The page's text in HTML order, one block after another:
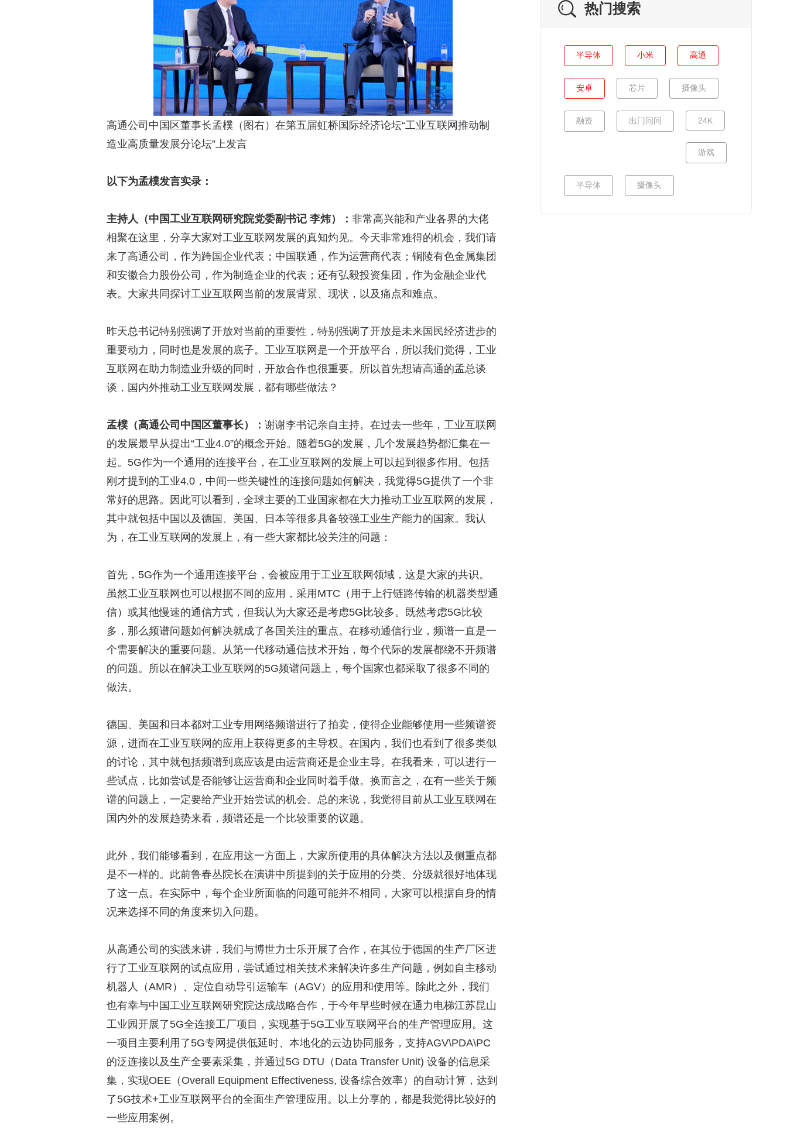
高通公司中国区董事长孟樸（图右）在第五届虹桥国际经济论坛“工业互联网推动制
造业高质量发展分论坛”上发言
以下为孟樸发言实录：
主持人（中国工业互联网研究院党委副书记 李炜）： 非常高兴能和产业各界的大佬
相聚在这里，分享大家对工业互联网发展的真知灼见。今天非常难得的机会，我们请
来了高通公司，作为跨国企业代表；中国联通，作为运营商代表；铜陵有色金属集团
和安徽合力股份公司，作为制造企业的代表；还有弘毅投资集团，作为金融企业代
表。大家共同探讨工业互联网当前的发展背景、现状，以及痛点和难点。
昨天总书记特别强调了开放对当前的重要性，特别强调了开放是未来国民经济进步的
重要动力，同时也是发展的底子。工业互联网是一个开放平台，所以我们觉得，工业
互联网在助力制造业升级的同时，开放合作也很重要。所以首先想请高通的孟总谈
谈，国内外推动工业互联网发展，都有哪些做法？
孟樸（高通公司中国区董事长）： 谢谢李书记亲自主持。在过去一些年，工业互联网
的发展最早从提出“工业4.0”的概念开始。随着5G的发展，几个发展趋势都汇集在一
起。5G作为一个通用的连接平台，在工业互联网的发展上可以起到很多作用。包括
刚才提到的工业4.0，中间一些关键性的连接问题如何解决，我觉得5G提供了一个非
常好的思路。因此可以看到，全球主要的工业国家都在大力推动工业互联网的发展，
其中就包括中国以及德国、美国、日本等很多具备较强工业生产能力的国家。我认
为，在工业互联网的发展上，有一些大家都比较关注的问题：
首先，5G作为一个通用连接平台，会被应用于工业互联网领域，这是大家的共识。
虽然工业互联网也可以根据不同的应用，采用MTC（用于上行链路传输的机器类型通
信）或其他慢速的通信方式，但我认为大家还是考虑5G比较多。既然考虑5G比较
多，那么频谱问题如何解决就成了各国关注的重点。在移动通信行业，频谱一直是一
个需要解决的重要问题。从第一代移动通信技术开始，每个代际的发展都绕不开频谱
的问题。所以在解决工业互联网的5G频谱问题上，每个国家也都采取了很多不同的
做法。
德国、美国和日本都对工业专用网络频谱进行了拍卖，使得企业能够使用一些频谱资
源，进而在工业互联网的应用上获得更多的主导权。在国内，我们也看到了很多类似
的讨论，其中就包括频谱到底应该是由运营商还是企业主导。在我看来，可以进行一
些试点，比如尝试是否能够让运营商和企业同时着手做。换而言之，在有一些关于频
谱的问题上，一定要给产业开始尝试的机会。总的来说，我觉得目前从工业互联网在
国内外的发展趋势来看，频谱还是一个比较重要的议题。
此外，我们能够看到，在应用这一方面上，大家所使用的具体解决方法以及侧重点都
是不一样的。此前鲁春丛院长在演讲中所提到的关于应用的分类、分级就很好地体现
了这一点。在实际中，每个企业所面临的问题可能并不相同，大家可以根据自身的情
况来选择不同的角度来切入问题。
从高通公司的实践来讲，我们与博世力士乐开展了合作，在其位于德国的生产厂区进
行了工业互联网的试点应用，尝试通过相关技术来解决许多生产问题，例如自主移动
机器人（AMR）、定位自动导引运输车（AGV）的应用和使用等。除此之外，我们
也有幸与中国工业互联网研究院达成战略合作，于今年早些时候在通力电梯江苏昆山
工业园开展了5G全连接工厂项目，实现基于5G工业互联网平台的生产管理应用。这
一项目主要利用了5G专网提供低延时、本地化的云边协同服务，支持AGV\PDA\PC
的泛连接以及生产全要素采集，并通过5G DTU（Data Transfer Unit) 设备的信息采
集，实现OEE（Overall Equipment Effectiveness, 设备综合效率）的自动计算，达到
了5G技术+工业互联网平台的全面生产管理应用。以上分享的，都是我觉得比较好的
一些应用案例。
热门搜索
半导体 小米 高通
安卓 芯片 摄像头
融资 出门问问 24K
游戏
半导体 摄像头